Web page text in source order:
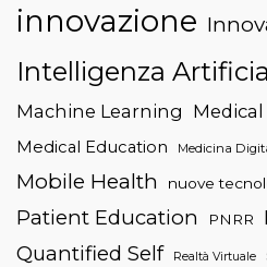
innovazione
Intelligenza
Machine Learning
Medical Education Medicina
Mobile Health
nuove
Patient Education PNRR
Quantified Self
Realtà Virtuale